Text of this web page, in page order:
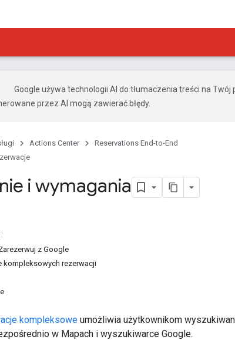
Google używa technologii AI do tłumaczenia treści na Twój
przez AI mogą zawierać błędy.
Actions Center
Reservations End-to-End
i wymagania
z Google
kompleksowych rezerwacji
kompleksowe umożliwia użytkownikom
w Mapach i wyszukiwarce Google.